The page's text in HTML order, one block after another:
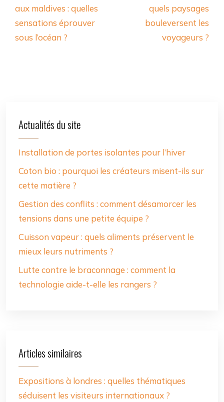
aux maldives : quelles
sensations éprouver
sous l’océan ?
quels paysages
bouleversent les
voyageurs ?
Actualités du site
Installation de portes isolantes pour l’hiver
Coton bio : pourquoi les créateurs misent-ils sur
cette matière ?
Gestion des conflits : comment désamorcer les
tensions dans une petite équipe ?
Cuisson vapeur : quels aliments préservent le
mieux leurs nutriments ?
Lutte contre le braconnage : comment la
technologie aide-t-elle les rangers ?
Articles similaires
Expositions à londres : quelles thématiques
séduisent les visiteurs internationaux ?